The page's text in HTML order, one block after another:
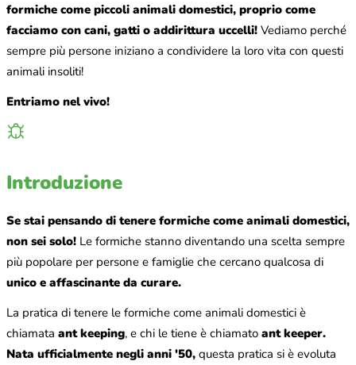
formiche come piccoli animali domestici, proprio come
facciamo con cani, gatti o addirittura uccelli! Vediamo perché
sempre più persone iniziano a condividere la loro vita con questi
animali insoliti!
Entriamo nel vivo!
Introduzione
Se stai pensando di tenere formiche come animali domestici,
non sei solo! Le formiche stanno diventando una scelta sempre
più popolare per persone e famiglie che cercano qualcosa di
unico e affascinante da curare.
La pratica di tenere le formiche come animali domestici è
chiamata ant keeping, e chi le tiene è chiamato ant keeper.
Nata ufficialmente negli anni '50, questa pratica si è evoluta